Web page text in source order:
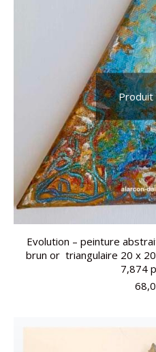
Produit
Evolution – peinture
brun or triangulaire 20 x
7,874